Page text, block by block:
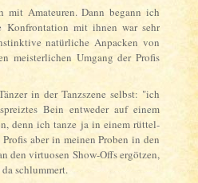
Amateuren. Dann begann ich
Konfrontation mit ihnen war sehr
natürliche Anpacken von
meisterlichen Umgang der Profis
in der Tanzszene selbst: "ich
Bein entweder auf einem
denn ich tanze ja in einem rüttel-
aber in meinen Proben in den
den virtuosen Show-Offs ergötzen,
schlummert.